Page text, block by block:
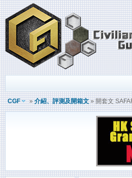
CGF »介紹、評測及開箱文» 開套文